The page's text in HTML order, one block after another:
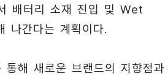
배터리 소재 진입 및 Wet
나간다는 계획이다.
해 새로운 브랜드의 지향점과